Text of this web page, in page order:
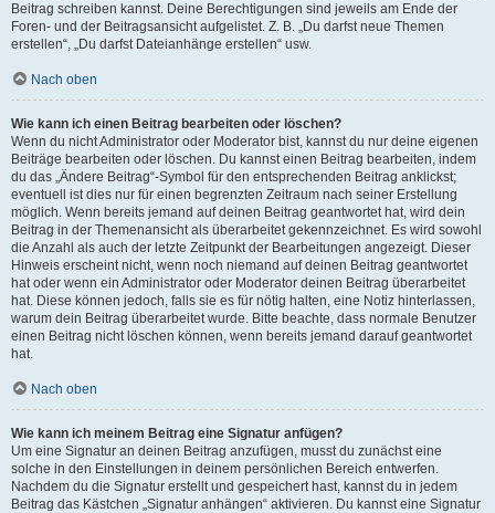
Beitrag schreiben kannst. Deine Berechtigungen sind jeweils am Ende der
Foren- und der Beitragsansicht aufgelistet. Z. B. „Du darfst neue Themen
erstellen“, „Du darfst Dateianhänge erstellen“ usw.
Nach oben
Wie kann ich einen Beitrag bearbeiten oder löschen?
Wenn du nicht Administrator oder Moderator bist, kannst du nur deine eigenen
Beiträge bearbeiten oder löschen. Du kannst einen Beitrag bearbeiten, indem
du das „Ändere Beitrag“-Symbol für den entsprechenden Beitrag anklickst;
eventuell ist dies nur für einen begrenzten Zeitraum nach seiner Erstellung
möglich. Wenn bereits jemand auf deinen Beitrag geantwortet hat, wird dein
Beitrag in der Themenansicht als überarbeitet gekennzeichnet. Es wird sowohl
die Anzahl als auch der letzte Zeitpunkt der Bearbeitungen angezeigt. Dieser
Hinweis erscheint nicht, wenn noch niemand auf deinen Beitrag geantwortet
hat oder wenn ein Administrator oder Moderator deinen Beitrag überarbeitet
hat. Diese können jedoch, falls sie es für nötig halten, eine Notiz hinterlassen,
warum dein Beitrag überarbeitet wurde. Bitte beachte, dass normale Benutzer
einen Beitrag nicht löschen können, wenn bereits jemand darauf geantwortet
hat.
Nach oben
Wie kann ich meinem Beitrag eine Signatur anfügen?
Um eine Signatur an deinen Beitrag anzufügen, musst du zunächst eine
solche in den Einstellungen in deinem persönlichen Bereich entwerfen.
Nachdem du die Signatur erstellt und gespeichert hast, kannst du in jedem
Beitrag das Kästchen „Signatur anhängen“ aktivieren. Du kannst eine Signatur